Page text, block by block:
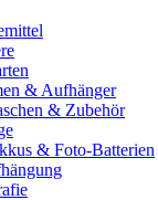
& Aufhänger
& Zubehör
& Foto-Batterien